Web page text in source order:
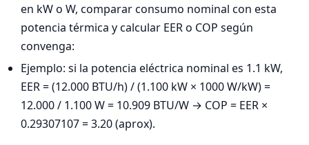
en kW o W, comparar consumo nominal con esta
potencia térmica y calcular EER o COP según
convenga:
Ejemplo: si la potencia eléctrica nominal es 1.1 kW,
EER = (12.000 BTU/h) / (1.100 kW × 1000 W/kW) =
12.000 / 1.100 W = 10.909 BTU/W → COP = EER ×
0.29307107 = 3.20 (aprox).